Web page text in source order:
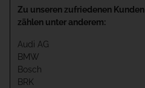
Zu unseren zufriedenen Kunden
zählen unter anderem:
Audi AG
BMW
Bosch
BRK